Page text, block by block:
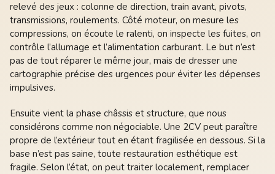
relevé des jeux : colonne de direction, train avant, pivots,
transmissions, roulements. Côté moteur, on mesure les
compressions, on écoute le ralenti, on inspecte les fuites, on
contrôle l’allumage et l’alimentation carburant. Le but n’est
pas de tout réparer le même jour, mais de dresser une
cartographie précise des urgences pour éviter les dépenses
impulsives.
Ensuite vient la phase châssis et structure, que nous
considérons comme non négociable. Une 2CV peut paraître
propre de l’extérieur tout en étant fragilisée en dessous. Si la
base n’est pas saine, toute restauration esthétique est
fragile. Selon l’état, on peut traiter localement, remplacer